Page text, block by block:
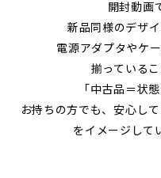
開封動画
新品同様のデザ
電源アダプタやケ
揃っている
「中古品＝状
お持ちの方でも、安心し
をイメージして